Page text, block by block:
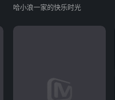
哈小浪一家的快乐时光